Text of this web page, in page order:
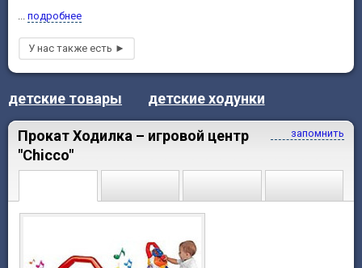
... подробнее
детские товары детские ходунки
запомнить
Прокат Ходилка – игровой центр
"Chicco"